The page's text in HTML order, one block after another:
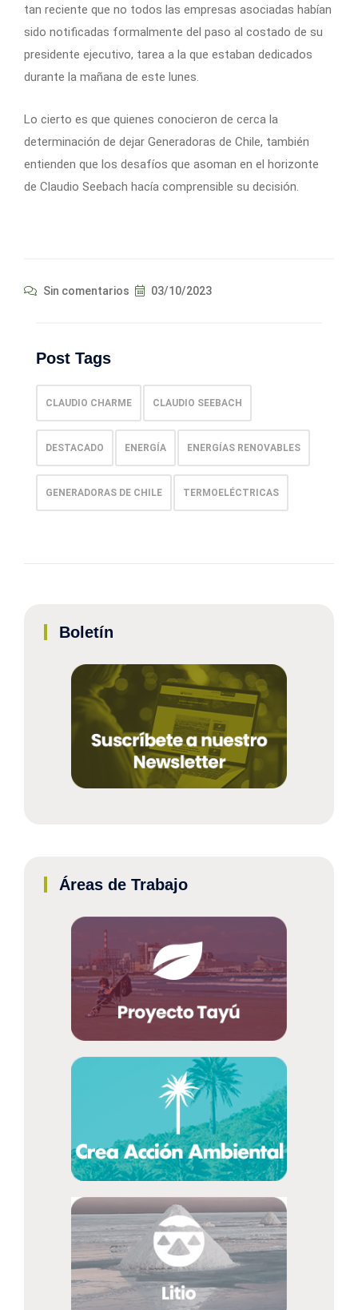
tan reciente que no todos las empresas asociadas habían
sido notificadas formalmente del paso al costado de su
presidente ejecutivo, tarea a la que estaban dedicados
durante la mañana de este lunes.
Lo cierto es que quienes conocieron de cerca la
determinación de dejar Generadoras de Chile, también
entienden que los desafíos que asoman en el horizonte
de Claudio Seebach hacía comprensible su decisión.
Sin comentarios 03/10/2023
Post Tags
CLAUDIO CHARME CLAUDIO SEEBACH
DESTACADO ENERGÍA ENERGÍAS RENOVABLES
GENERADORAS DE CHILE TERMOELÉCTRICAS
Boletín
Áreas de Trabajo